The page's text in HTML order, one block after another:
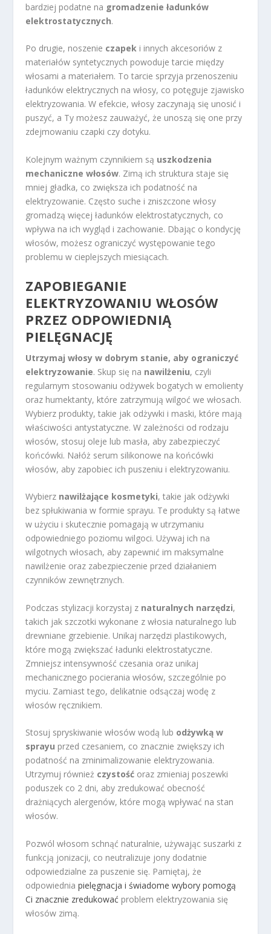
bardziej podatne na gromadzenie ładunków
elektrostatycznych.
Po drugie, noszenie czapek i innych akcesoriów z
materiałów syntetycznych powoduje tarcie między
włosami a materiałem. To tarcie sprzyja przenoszeniu
ładunków elektrycznych na włosy, co potęguje zjawisko
elektryzowania. W efekcie, włosy zaczynają się unosić i
puszyć, a Ty możesz zauważyć, że unoszą się one przy
zdejmowaniu czapki czy dotyku.
Kolejnym ważnym czynnikiem są uszkodzenia
mechaniczne włosów. Zimą ich struktura staje się
mniej gładka, co zwiększa ich podatność na
elektryzowanie. Często suche i zniszczone włosy
gromadzą więcej ładunków elektrostatycznych, co
wpływa na ich wygląd i zachowanie. Dbając o kondycję
włosów, możesz ograniczyć występowanie tego
problemu w cieplejszych miesiącach.
ZAPOBIEGANIE
ELEKTRYZOWANIU WŁOSÓW
PRZEZ ODPOWIEDNIĄ
PIELĘGNACJĘ
Utrzymaj włosy w dobrym stanie, aby ograniczyć
elektryzowanie. Skup się na nawilżeniu, czyli
regularnym stosowaniu odżywek bogatych w emolienty
oraz humektanty, które zatrzymują wilgoć we włosach.
Wybierz produkty, takie jak odżywki i maski, które mają
właściwości antystatyczne. W zależności od rodzaju
włosów, stosuj oleje lub masła, aby zabezpieczyć
końcówki. Nałóż serum silikonowe na końcówki
włosów, aby zapobiec ich puszeniu i elektryzowaniu.
Wybierz nawilżające kosmetyki, takie jak odżywki
bez spłukiwania w formie sprayu. Te produkty są łatwe
w użyciu i skutecznie pomagają w utrzymaniu
odpowiedniego poziomu wilgoci. Używaj ich na
wilgotnych włosach, aby zapewnić im maksymalne
nawilżenie oraz zabezpieczenie przed działaniem
czynników zewnętrznych.
Podczas stylizacji korzystaj z naturalnych narzędzi,
takich jak szczotki wykonane z włosia naturalnego lub
drewniane grzebienie. Unikaj narzędzi plastikowych,
które mogą zwiększać ładunki elektrostatyczne.
Zmniejsz intensywność czesania oraz unikaj
mechanicznego pocierania włosów, szczególnie po
myciu. Zamiast tego, delikatnie odsączaj wodę z
włosów ręcznikiem.
Stosuj spryskiwanie włosów wodą lub odżywką w
sprayu przed czesaniem, co znacznie zwiększy ich
podatność na zminimalizowanie elektryzowania.
Utrzymuj również czystość oraz zmieniaj poszewki
poduszek co 2 dni, aby zredukować obecność
drażniących alergenów, które mogą wpływać na stan
włosów.
Pozwól włosom schnąć naturalnie, używając suszarki z
funkcją jonizacji, co neutralizuje jony dodatnie
odpowiedzialne za puszenie się. Pamiętaj, że
odpowiedniapielęgnacja i świadome wybory pomogą
Ci znacznie zredukować problem elektryzowania się
włosów zimą.